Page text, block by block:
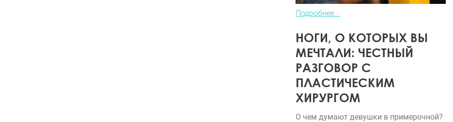
Подробнее...
НОГИ, О КОТОРЫХ ВЫ
МЕЧТАЛИ: ЧЕСТНЫЙ
РАЗГОВОР С
ПЛАСТИЧЕСКИМ
ХИРУРГОМ
О чем думают девушки в примерочной?